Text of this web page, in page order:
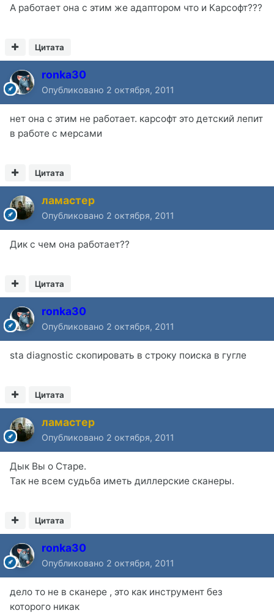
А работает она с этим же адаптором что и Карсофт???
Цитата
ronka30
Опубликовано 2 октября, 2011
нет она с этим не работает. карсофт это детский лепит
в работе с мерсами
Цитата
ламастер
Опубликовано 2 октября, 2011
Дик с чем она работает??
Цитата
ronka30
Опубликовано 2 октября, 2011
sta diagnostic скопировать в строку поиска в гугле
Цитата
ламастер
Опубликовано 2 октября, 2011
Дык Вы о Старе.
Так не всем судьба иметь диллерские сканеры.
Цитата
ronka30
Опубликовано 2 октября, 2011
дело то не в сканере , это как инструмент без
которого никак